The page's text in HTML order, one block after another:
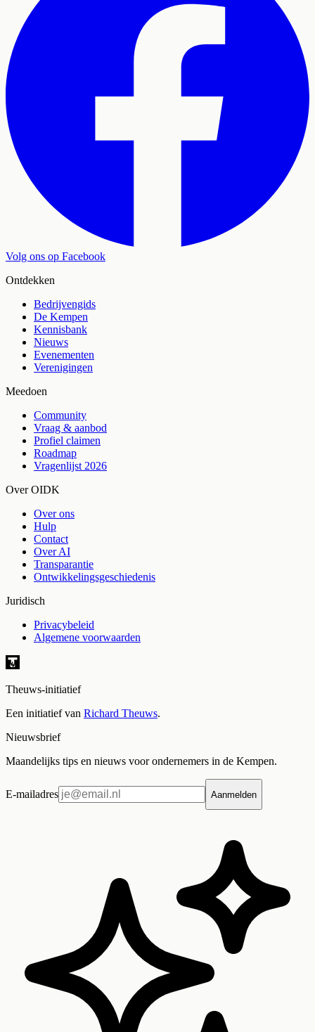
Volg ons op Facebook
Ontdekken
Bedrijvengids
De Kempen
Kennisbank
Nieuws
Evenementen
Verenigingen
Meedoen
Community
Vraag & aanbod
Profiel claimen
Roadmap
Vragenlijst 2026
Over OIDK
Over ons
Hulp
Contact
Over AI
Transparantie
Ontwikkelingsgeschiedenis
Juridisch
Privacybeleid
Algemene voorwaarden
Theuws-initiatief
Een initiatief van Richard Theuws.
Nieuwsbrief
Maandelijks tips en nieuws voor ondernemers in de Kempen.
E-mailadres Aanmelden